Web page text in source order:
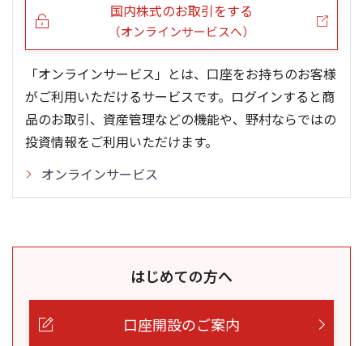
国内株式のお取引をする
（オンラインサービスへ）
「オンラインサービス」とは、口座をお持ちのお客様
がご利用いただけるサービスです。ログインすると商
品のお取引、資産管理などの機能や、野村ならではの
投資情報をご利用いただけます。
オンラインサービス
はじめての方へ
口座開設のご案内